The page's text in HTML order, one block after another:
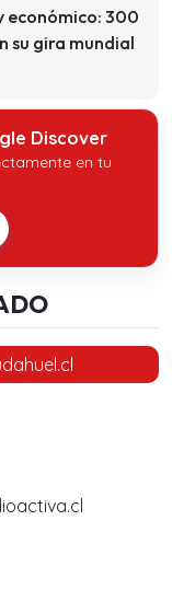
económico: 300
su gira mundial
Discover
en tu